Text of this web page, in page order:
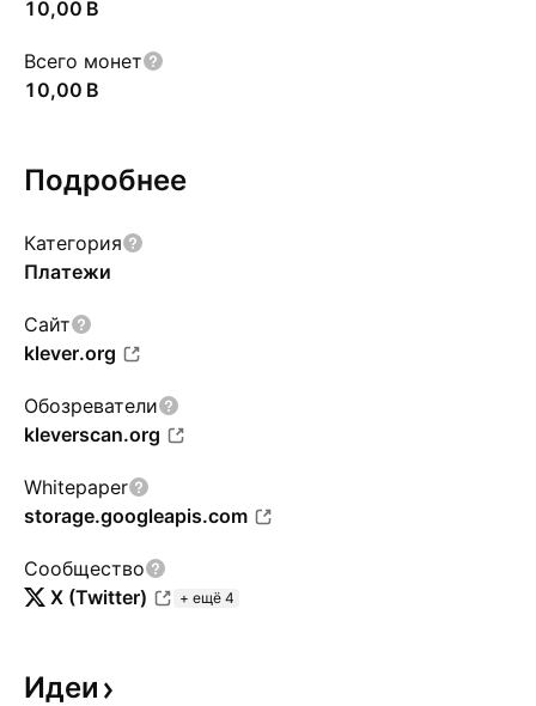
‪10,00 B‬
Всего монет
‪10,00 B‬
Подробнее
Категория
Платежи
Сайт
klever.org
Обозреватели
kleverscan.org
Whitepaper
storage.googleapis.com
Сообщество
X (Twitter)
+ ещё 4
Идеи